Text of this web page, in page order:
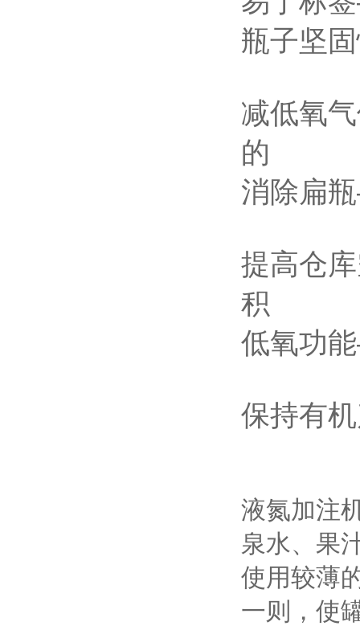
瓶子坚
减低氧
的
消除扁
提高仓
积
低氧功
保持有
液氮加注
泉水、果
使用较薄
一则，使